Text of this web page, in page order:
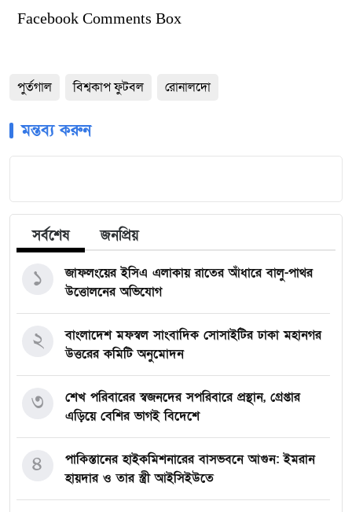
Facebook Comments Box
পুর্তগাল বিশ্বকাপ ফুটবল রোনালদো
মন্তব্য করুন
সর্বশেষ জনপ্রিয়
জাফলংয়ের ইসিএ এলাকায় রাতের আঁধারে বালু-পাথর
উত্তোলনের অভিযোগ
১
বাংলাদেশ মফস্বল সাংবাদিক সোসাইটির ঢাকা মহানগর
উত্তরের কমিটি অনুমোদন
২
শেখ পরিবারের স্বজনদের সপরিবারে প্রস্থান, গ্রেপ্তার
এড়িয়ে বেশির ভাগই বিদেশে
৩
পাকিস্তানের হাইকমিশনারের বাসভবনে আগুন: ইমরান
হায়দার ও তার স্ত্রী আইসিইউতে
৪